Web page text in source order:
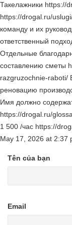
Такелажники https://
https://drogal.ru/
команду и их
ответственный
Отдельные
составлению сметы
razgruzochnie-raboti/
реновацию
Имя должно
https://drogal.ru/
1 500 /час https://
May 17, 2026 at 2:37
Tên của bạn
Email